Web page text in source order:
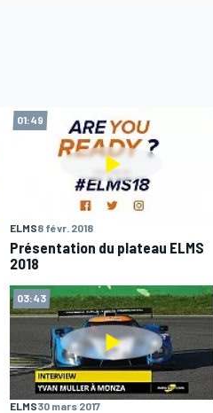
01:49
ELMS8 févr. 2018
Présentation du plateau ELMS
2018
03:43
ELMS30 mars 2017